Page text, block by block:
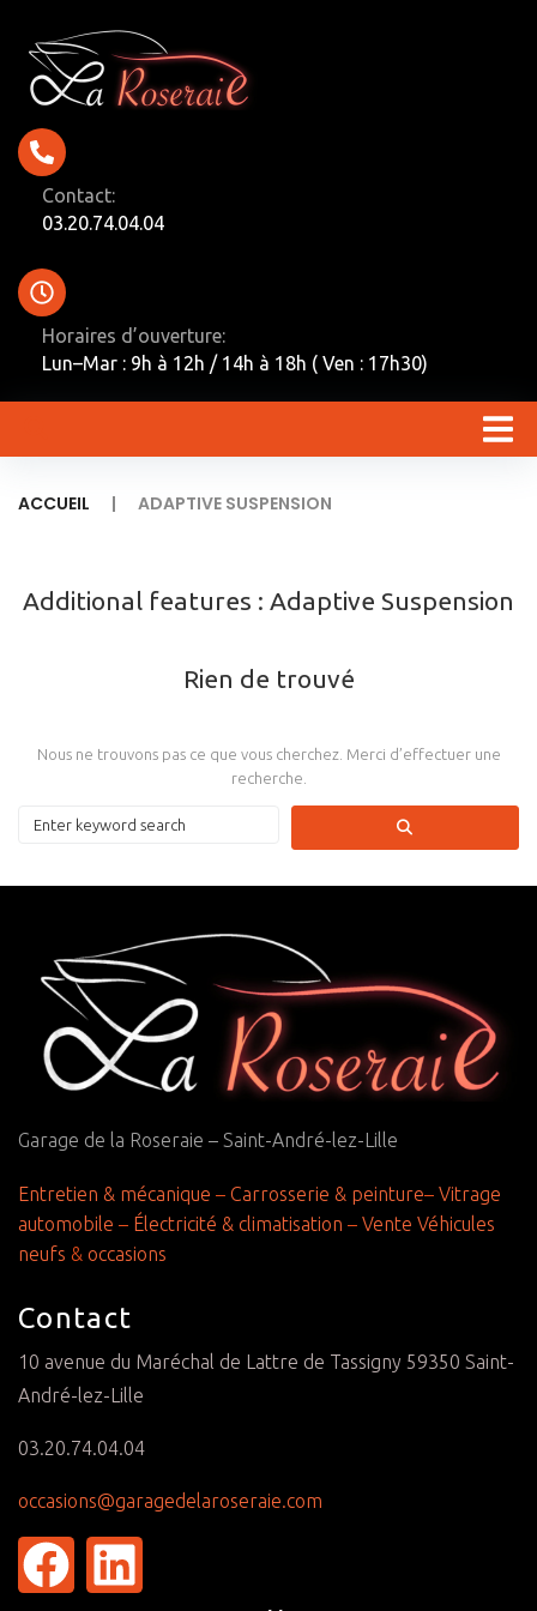
Contact:
03.20.74.04.04
Horaires d’ouverture:
Lun–Mar : 9h à 12h / 14h à 18h ( Ven : 17h30)
ACCUEIL | ADAPTIVE SUSPENSION
Additional features : Adaptive Suspension
Rien de trouvé
Nous ne trouvons pas ce que vous cherchez. Merci d’effectuer une
recherche.
Garage de la Roseraie – Saint-André-lez-Lille
Entretien & mécanique – Carrosserie & peinture– Vitrage
automobile – Électricité & climatisation – Vente Véhicules
neufs & occasions
Contact
10 avenue du Maréchal de Lattre de Tassigny 59350 Saint-
André-lez-Lille
03.20.74.04.04
occasions@garagedelaroseraie.com